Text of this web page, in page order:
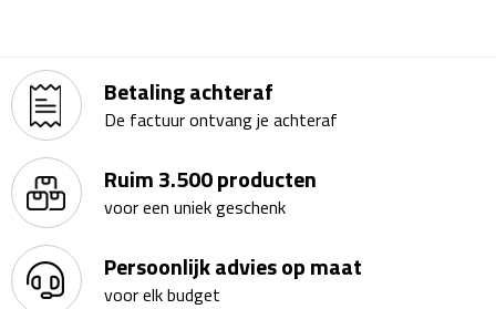
Agenda's & Kalenders
Agenda's
Kalenders
Beurs & Evenementen
Betaling achteraf
De factuur ontvang je achteraf
Ruim 3.500 producten
voor een uniek geschenk
Persoonlijk advies op maat
voor elk budget